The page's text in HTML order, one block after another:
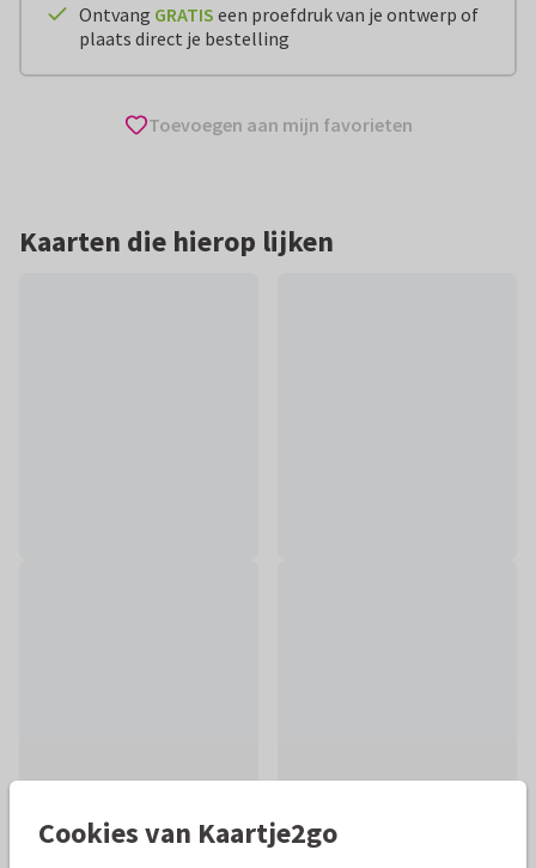
Ontvang GRATIS een proefdruk van je ontwerp of
plaats direct je bestelling
Toevoegen aan mijn favorieten
Kaarten die hierop lijken
Cookies van Kaartje2go